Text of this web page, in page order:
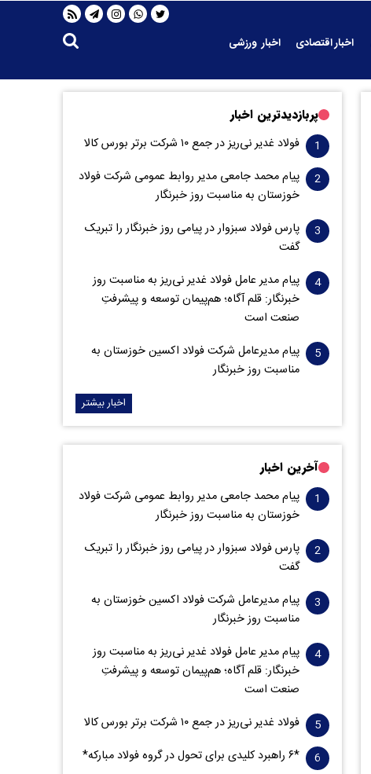
اخبار اقتصادی
اخبار ورزشی
پربازدیدترین اخبار
فولاد غدیر نی‌ریز در جمع ۱۰ شرکت برتر بورس کالا
پیام محمد جامعی مدیر روابط عمومی شرکت فولاد
خوزستان به مناسبت روز خبرنگار
پارس فولاد سبزوار در پیامی روز خبرنگار را تبریک
گفت
پیام مدیر عامل فولاد غدیر نی‌ریز به مناسبت روز
خبرنگار: قلم آگاه؛ هم‌پیمان توسعه و پیشرفتِ
صنعت است
پیام مدیرعامل شرکت فولاد اکسین خوزستان به
مناسبت روز خبرنگار
اخبار بیشتر
آخرین اخبار
پیام محمد جامعی مدیر روابط عمومی شرکت فولاد
خوزستان به مناسبت روز خبرنگار
پارس فولاد سبزوار در پیامی روز خبرنگار را تبریک
گفت
پیام مدیرعامل شرکت فولاد اکسین خوزستان به
مناسبت روز خبرنگار
پیام مدیر عامل فولاد غدیر نی‌ریز به مناسبت روز
خبرنگار: قلم آگاه؛ هم‌پیمان توسعه و پیشرفتِ
صنعت است
فولاد غدیر نی‌ریز در جمع ۱۰ شرکت برتر بورس کالا
*۶ راهبرد کلیدی برای تحول در گروه فولاد مبارکه*